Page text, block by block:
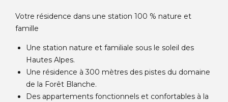
Votre résidence dans une station 100 % nature et
famille
Une station nature et familiale sous le soleil des
Hautes Alpes.
Une résidence à 300 mètres des pistes du domaine
de la Forêt Blanche.
Des appartements fonctionnels et confortables à la